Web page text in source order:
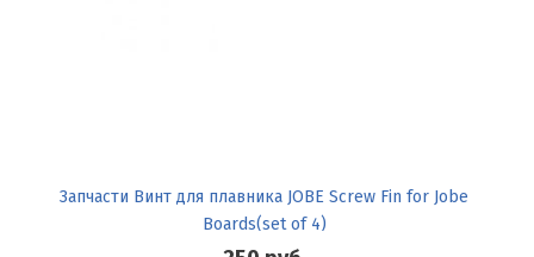
Запчасти Винт для плавника JOBE Screw Fin for Jobe
Boards(set of 4)